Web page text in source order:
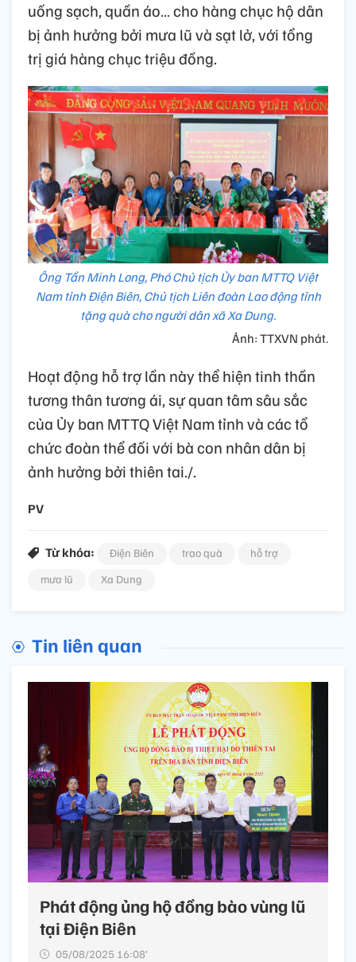
uống sạch, quần áo… cho hàng chục hộ dân
bị ảnh hưởng bởi mưa lũ và sạt lở, với tổng
trị giá hàng chục triệu đồng.
Ông Tẩn Minh Long, Phó Chủ tịch Ủy ban MTTQ Việt
Nam tỉnh Điện Biên, Chủ tịch Liên đoàn Lao động tỉnh
tặng quà cho người dân xã Xa Dung.
Ảnh: TTXVN phát.
Hoạt động hỗ trợ lần này thể hiện tinh thần
tương thân tương ái, sự quan tâm sâu sắc
của Ủy ban MTTQ Việt Nam tỉnh và các tổ
chức đoàn thể đối với bà con nhân dân bị
ảnh hưởng bởi thiên tai./.
PV
Từ khóa: Điện Biên trao quà
hỗ trợ
mưa lũ
Xa Dung
Tin liên quan
Phát động ủng hộ đồng bào vùng lũ
tại Điện Biên
05/08/2025 16:08’